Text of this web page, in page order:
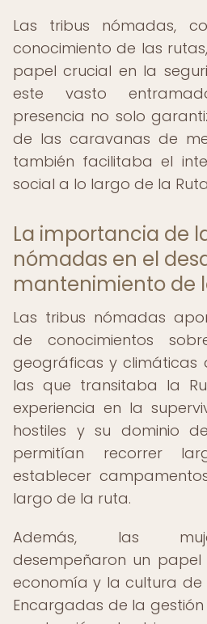
Las tribus nómadas,
conocimiento de las
papel crucial en la
este vasto
presencia no solo
de las caravanas de
también facilitaba el
social a lo largo de la
La importancia de
nómadas en el
mantenimiento de
Las tribus nómadas
de conocimientos
geográficas y climáticas
las que transitaba la
experiencia en la
hostiles y su dominio
permitían recorrer
establecer
largo de la ruta.
Además, las
desempeñaron un
economía y la cultura de
Encargadas de la